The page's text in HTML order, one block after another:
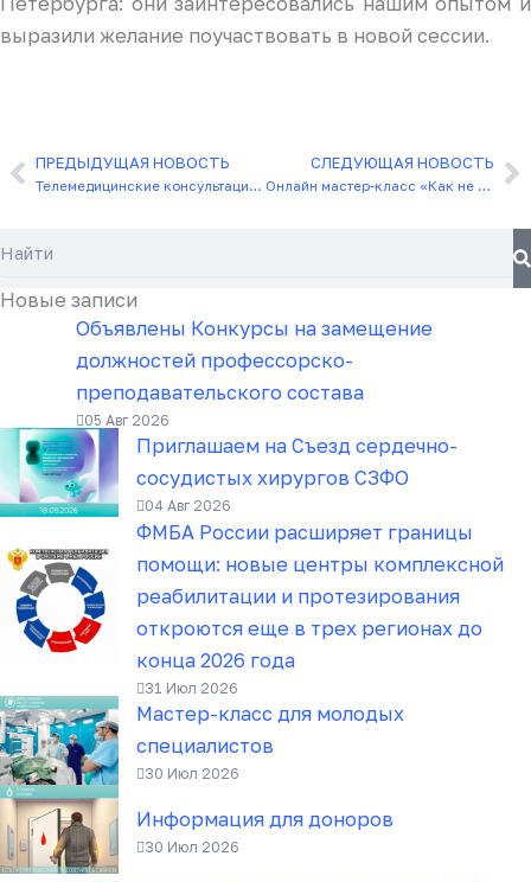
выразили желание поучаствовать в новой сессии.
Назад
ПРЕДЫДУЩАЯ НОВОСТЬ
Телемедицинские консультации повышают доступность медицинской помощи
СЛЕДУЮЩАЯ НОВОСТЬ
Онлайн мастер-класс «Как не выгорать на работе?»
Новые записи
Объявлены Конкурсы на замещение
должностей профессорско-
преподавательского состава
05 Авг 2026
Приглашаем на Съезд сердечно-
сосудистых хирургов СЗФО
04 Авг 2026
ФМБА России расширяет границы
помощи: новые центры комплексной
реабилитации и протезирования
откроются еще в трех регионах до
конца 2026 года
31 Июл 2026
Мастер-класс для молодых
специалистов
30 Июл 2026
Информация для доноров
30 Июл 2026